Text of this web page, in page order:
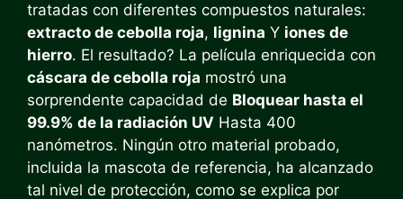
tratadas con diferentes compuestos naturales:
extracto de cebolla roja, lignina Y iones de
hierro. El resultado? La película enriquecida con
cáscara de cebolla roja mostró una
sorprendente capacidad de Bloquear hasta el
99.9% de la radiación UV Hasta 400
nanómetros. Ningún otro material probado,
incluida la mascota de referencia, ha alcanzado
tal nivel de protección, como se explica por